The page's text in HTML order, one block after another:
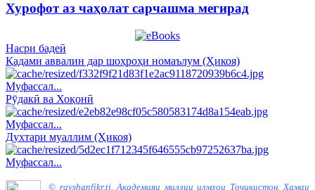
Хурофот аз чаҳолат сарчашма мегирад
Насри бадеӣ
Қадами аввалин дар шоҳроҳи номаълум (Ҳикоя)
Муфассал...
Рӯдакӣ ва Хоқонӣ
Муфассал...
Духтари муаллим (Ҳикоя)
Муфассал...
© ravshanfikr.tj.Академияи миллии илмҳои Тоҷикистон.Ҳамаи